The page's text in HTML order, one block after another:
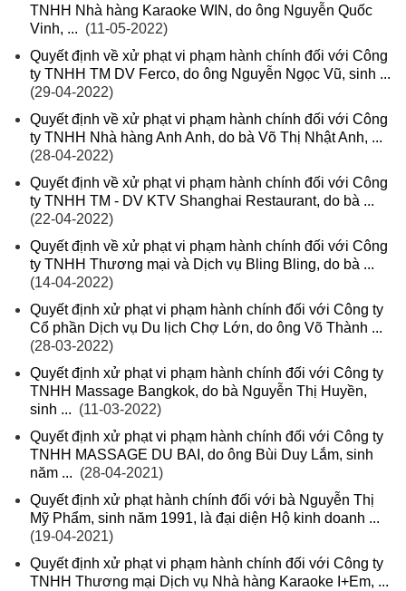
TNHH Nhà hàng Karaoke WIN, do ông Nguyễn Quốc
Vinh, ... (11-05-2022)
Quyết định về xử phạt vi phạm hành chính đối với Công
ty TNHH TM DV Ferco, do ông Nguyễn Ngọc Vũ, sinh ...
(29-04-2022)
Quyết định về xử phạt vi phạm hành chính đối với Công
ty TNHH Nhà hàng Anh Anh, do bà Võ Thị Nhật Anh, ...
(28-04-2022)
Quyết định về xử phạt vi phạm hành chính đối với Công
ty TNHH TM - DV KTV Shanghai Restaurant, do bà ...
(22-04-2022)
Quyết định về xử phạt vi phạm hành chính đối với Công
ty TNHH Thương mại và Dịch vụ Bling Bling, do bà ...
(14-04-2022)
Quyết định xử phạt vi phạm hành chính đối với Công ty
Cổ phần Dịch vụ Du lịch Chợ Lớn, do ông Võ Thành ...
(28-03-2022)
Quyết định xử phạt vi phạm hành chính đối với Công ty
TNHH Massage Bangkok, do bà Nguyễn Thị Huyền,
sinh ... (11-03-2022)
Quyết định xử phạt vi phạm hành chính đối với Công ty
TNHH MASSAGE DU BAI, do ông Bùi Duy Lắm, sinh
năm ... (28-04-2021)
Quyết định xử phạt hành chính đối với bà Nguyễn Thị
Mỹ Phẩm, sinh năm 1991, là đại diện Hộ kinh doanh ...
(19-04-2021)
Quyết định xử phạt vi phạm hành chính đối với Công ty
TNHH Thương mại Dịch vụ Nhà hàng Karaoke I+Em, ...